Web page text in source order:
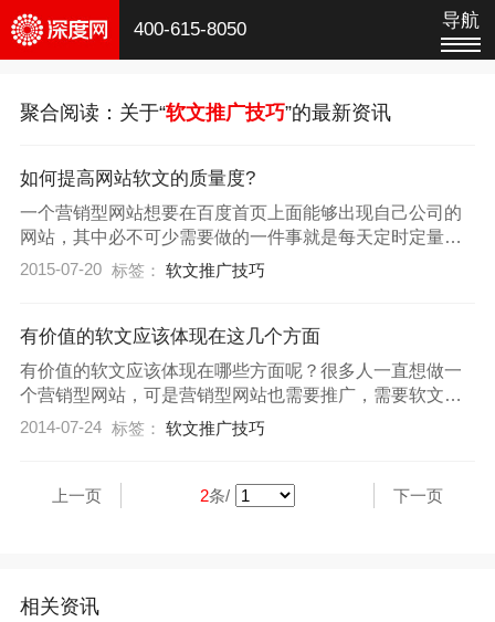
400-615-8050 导航
聚合阅读：关于“软文推广技巧”的最新资讯
如何提高网站软文的质量度?
一个营销型网站想要在百度首页上面能够出现自己公司的
网站，其中必不可少需要做的一件事就是每天定时定量的
去给网站更新文章，让百度蜘蛛来抓取你的网站，让网站
2015-07-20 标签： 软文推广技巧
有价值的软文应该体现在这几个方面
有价值的软文应该体现在哪些方面呢？很多人一直想做一
个营销型网站，可是营销型网站也需要推广，需要软文的
编写，写好一篇软文对于一个营销型网站来说是十分重要
2014-07-24 标签： 软文推广技巧
上一页 2条/ 下一页
相关资讯